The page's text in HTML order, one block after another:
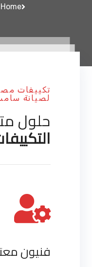
Home
تكييفات
لصيانة
حلول
فنيون